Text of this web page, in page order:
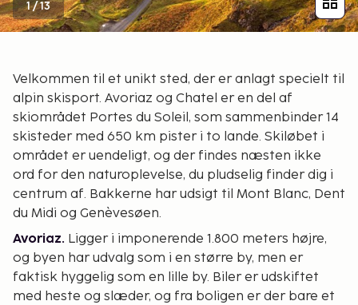
1/13
Velkommen til et unikt sted, der er anlagt specielt til
alpin skisport. Avoriaz og Chatel er en del af
skiområdet Portes du Soleil, som sammenbinder 14
skisteder med 650 km pister i to lande. Skiløbet i
området er uendeligt, og der findes næsten ikke
ord for den naturoplevelse, du pludselig finder dig i
centrum af. Bakkerne har udsigt til Mont Blanc, Dent
du Midi og Genèvesøen.
Avoriaz. Ligger i imponerende 1.800 meters højre,
og byen har udvalg som i en større by, men er
faktisk hyggelig som en lille by. Biler er udskiftet
med heste og slæder, og fra boligen er der bare et